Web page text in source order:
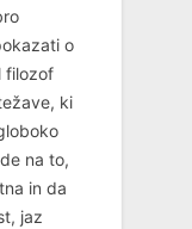
o
filozof
ki
na to,
in da
jaz